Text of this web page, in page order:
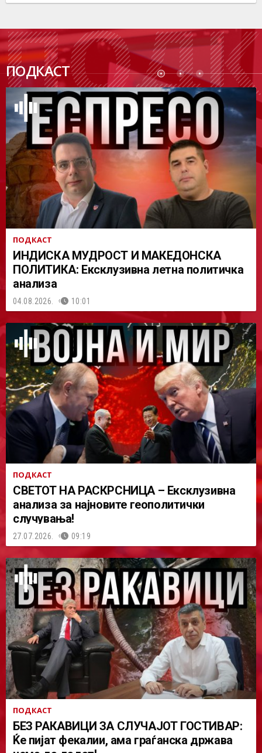
ПОДКАСТ
ПОДК
АСТ
ПОДКАСТ
ИНДИСКА МУДРОСТ И МАКЕДОНСКА
ПОЛИТИКА: Ексклузивна летна политичка
анализа
04.08.2026. 10:01
ПОДКАСТ
СВЕТОТ НА РАСКРСНИЦА – Ексклузивна
анализа за најновите геополитички
случувања!
27.07.2026. 09:19
ПОДКАСТ
БЕЗ РАКАВИЦИ ЗА СЛУЧАЈОТ ГОСТИВАР:
Ќе пијат фекалии, ама граѓанска држава